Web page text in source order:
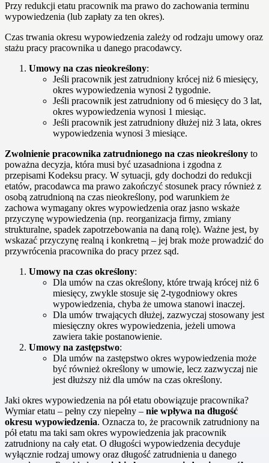
Przy redukcji etatu pracownik ma prawo do zachowania terminu
wypowiedzenia (lub zapłaty za ten okres).
Czas trwania okresu wypowiedzenia zależy od rodzaju umowy oraz
stażu pracy pracownika u danego pracodawcy.
Umowy na czas nieokreślony:
Jeśli pracownik jest zatrudniony krócej niż 6 miesięcy,
okres wypowiedzenia wynosi 2 tygodnie.
Jeśli pracownik jest zatrudniony od 6 miesięcy do 3 lat,
okres wypowiedzenia wynosi 1 miesiąc.
Jeśli pracownik jest zatrudniony dłużej niż 3 lata, okres
wypowiedzenia wynosi 3 miesiące.
Zwolnienie pracownika zatrudnionego na czas nieokreślony to
poważna decyzja, która musi być uzasadniona i zgodna z
przepisami Kodeksu pracy. W sytuacji, gdy dochodzi do redukcji
etatów, pracodawca ma prawo zakończyć stosunek pracy również z
osobą zatrudnioną na czas nieokreślony, pod warunkiem że
zachowa wymagany okres wypowiedzenia oraz jasno wskaże
przyczynę wypowiedzenia (np. reorganizacja firmy, zmiany
strukturalne, spadek zapotrzebowania na daną rolę). Ważne jest, by
wskazać przyczynę realną i konkretną – jej brak może prowadzić do
przywrócenia pracownika do pracy przez sąd.
Umowy na czas określony:
Dla umów na czas określony, które trwają krócej niż 6
miesięcy, zwykle stosuje się 2-tygodniowy okres
wypowiedzenia, chyba że umowa stanowi inaczej.
Dla umów trwających dłużej, zazwyczaj stosowany jest
miesięczny okres wypowiedzenia, jeżeli umowa
zawiera takie postanowienie.
Umowy na zastępstwo:
Dla umów na zastępstwo okres wypowiedzenia może
być również określony w umowie, lecz zazwyczaj nie
jest dłuższy niż dla umów na czas określony.
Jaki okres wypowiedzenia na pół etatu obowiązuje pracownika?
Wymiar etatu – pełny czy niepełny – nie wpływa na długość
okresu wypowiedzenia. Oznacza to, że pracownik zatrudniony na
pół etatu ma taki sam okres wypowiedzenia jak pracownik
zatrudniony na cały etat. O długości wypowiedzenia decyduje
wyłącznie rodzaj umowy oraz długość zatrudnienia u danego